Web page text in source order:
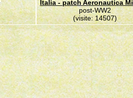
Italia - patch Aeronautica
post-WW2
(visite: 14507)